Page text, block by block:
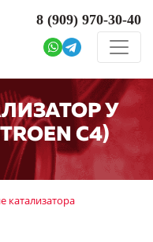
8 (909) 970-30-40
У
C4)
катализатора